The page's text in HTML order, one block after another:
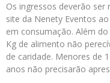
Os ingressos deverão
site da Nenety Eventos
em consumação. Além
Kg de alimento não
de caridade. Menores de
anos não precisarão